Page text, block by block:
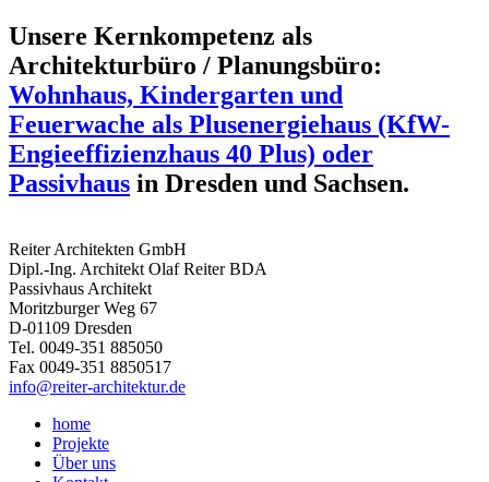
Unsere Kernkompetenz als
Architekturbüro / Planungsbüro:
Wohnhaus, Kindergarten und
Feuerwache als Plusenergiehaus (KfW-
Engieeffizienzhaus 40 Plus) oder
Passivhaus in Dresden und Sachsen.
Reiter Architekten GmbH
Dipl.-Ing. Architekt Olaf Reiter BDA
Passivhaus Architekt
Moritzburger Weg 67
D-01109 Dresden
Tel. 0049-351 885050
Fax 0049-351 8850517
info@reiter-architektur.de
home
Projekte
Über uns